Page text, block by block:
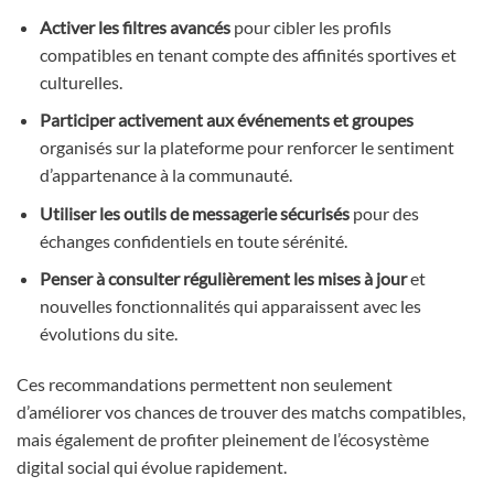
Activer les filtres avancéspour cibler les profils
compatibles en tenant compte des affinités sportives et
culturelles.
Participer activement aux événements et groupes
organisés sur la plateforme pour renforcer le sentiment
d’appartenance à la communauté.
Utiliser les outils de messagerie sécuriséspour des
échanges confidentiels en toute sérénité.
Penser à consulter régulièrement les mises à jouret
nouvelles fonctionnalités qui apparaissent avec les
évolutions du site.
Ces recommandations permettent non seulement
d’améliorer vos chances de trouver des matchs compatibles,
mais également de profiter pleinement de l’écosystème
digital social qui évolue rapidement.